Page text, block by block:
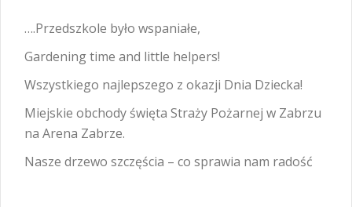
….Przedszkole było wspaniałe,
Gardening time and little helpers!
Wszystkiego najlepszego z okazji Dnia Dziecka!
Miejskie obchody święta Straży Pożarnej w Zabrzu
na Arena Zabrze.
Nasze drzewo szczęścia – co sprawia nam radość